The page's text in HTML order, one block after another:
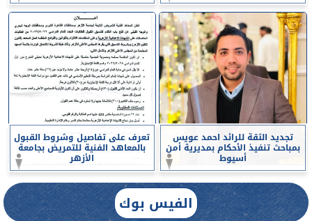
تجديد الثقة للرائد احمد عويس
بمباحث تنفيذ الأحكام بمديرية أمن
أسيوط
تعرف على تفاصيل وشروط القبول
بالمعاهد الفنية للتمريض بجامعة
الأزهر
الفيس بوك